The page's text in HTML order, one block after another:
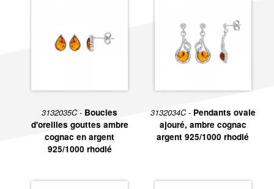
3132035C - Boucles
d'oreilles gouttes ambre
cognac en argent
925/1000 rhodié
3132034C - Pendants ovale
ajouré, ambre cognac
argent 925/1000 rhodié